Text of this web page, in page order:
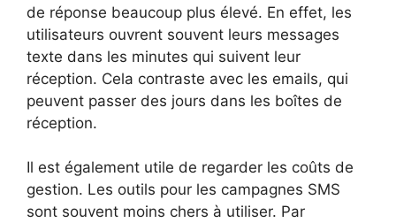
de réponse beaucoup plus élevé. En effet, les
utilisateurs ouvrent souvent leurs messages
texte dans les minutes qui suivent leur
réception. Cela contraste avec les emails, qui
peuvent passer des jours dans les boîtes de
réception.
Il est également utile de regarder les coûts de
gestion. Les outils pour les campagnes SMS
sont souvent moins chers à utiliser. Par